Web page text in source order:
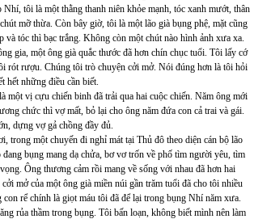
tôi là một thằng thanh niên khỏe mạnh, tóc xanh mướt, thân
mỡ thừa. Còn bây giờ, tôi là một lão già bụng phệ, mặt cũng
và tóc thì bạc trắng. Không còn một chút nào hình ảnh xưa xa.
gia, một ông già quắc thước đã hơn chín chục tuổi. Tôi lấy cớ
rót rượu. Chúng tôi trò chuyện cởi mở. Nói đúng hơn là tôi hỏi
hết những điều cần biết.
vị cựu chiến binh đã trải qua hai cuộc chiến. Năm ông mới
chức thì vợ mất, bỏ lại cho ông năm đứa con cả trai và gái.
dựng vợ gả chồng đầy đủ.
một chuyến đi nghỉ mát tại Thủ đô theo diện cán bộ lão
bụng mang dạ chửa, bơ vơ trốn về phố tìm người yêu, tìm
Ông thương cảm rồi mang về sống với nhau đã hơn hai
mở của một ông già miền núi gần trăm tuổi đã cho tôi nhiều
con rể chính là giọt máu tôi đã để lại trong bụng Nhí năm xưa.
rủa thầm trong bụng. Tôi bấn loạn, không biết mình nên làm